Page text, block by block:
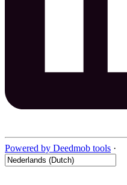
Powered by Deedmob tools ·